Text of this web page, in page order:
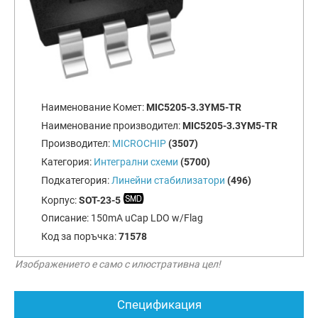
Наименование Комет: MIC5205-3.3YM5-TR
Наименование производител: MIC5205-3.3YM5-TR
Производител: MICROCHIP (3507)
Категория: Интегрални схеми (5700)
Подкатегория: Линейни стабилизатори (496)
Корпус:SOT-23-5
Описание: 150mA uCap LDO w/Flag
Код за поръчка:71578
Изображението е само с илюстративна цел!
Спецификация